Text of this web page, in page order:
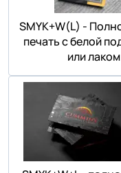
SMYK+W(L) -
печать с белой
или лаком